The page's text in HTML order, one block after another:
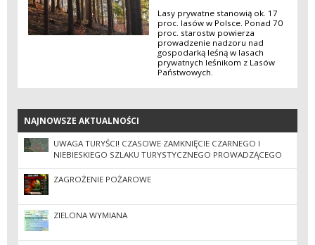
Lasy prywatne stanowią ok. 17
proc. lasów w Polsce. Ponad 70
proc. starostw powierza
prowadzenie nadzoru nad
gospodarką leśną w lasach
prywatnych leśnikom z Lasów
Państwowych.
NAJNOWSZE AKTUALNOŚCI
NAJNOWSZE AKTUALNOŚCI
UWAGA TURYŚCI! CZASOWE ZAMKNIĘCIE CZARNEGO I
NIEBIESKIEGO SZLAKU TURYSTYCZNEGO PROWADZĄCEGO
NA WIELKĄ SOWĘ!
ZAGROŻENIE POŻAROWE
ZIELONA WYMIANA